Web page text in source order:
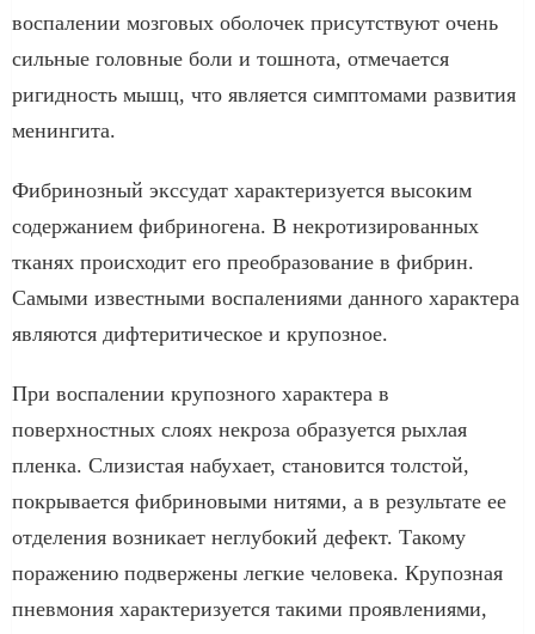
воспалении мозговых оболочек присутствуют очень
сильные головные боли и тошнота, отмечается
ригидность мышц, что является симптомами развития
менингита.
Фибринозный экссудат характеризуется высоким
содержанием фибриногена. В некротизированных
тканях происходит его преобразование в фибрин.
Самыми известными воспалениями данного характера
являются дифтеритическое и крупозное.
При воспалении крупозного характера в
поверхностных слоях некроза образуется рыхлая
пленка. Слизистая набухает, становится толстой,
покрывается фибриновыми нитями, а в результате ее
отделения возникает неглубокий дефект. Такому
поражению подвержены легкие человека. Крупозная
пневмония характеризуется такими проявлениями,